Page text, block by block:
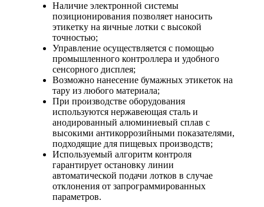
Наличие электронной системы
позиционирования позволяет наносить
этикетку на яичные лотки с высокой
точностью;
Управление осуществляется с помощью
промышленного контроллера и удобного
сенсорного дисплея;
Возможно нанесение бумажных этикеток на
тару из любого материала;
При производстве оборудования
используются нержавеющая сталь и
анодированный алюминиевый сплав с
высокими антикоррозийными показателями,
подходящие для пищевых производств;
Используемый алгоритм контроля
гарантирует остановку линии
автоматической подачи лотков в случае
отклонения от запрограммированных
параметров.